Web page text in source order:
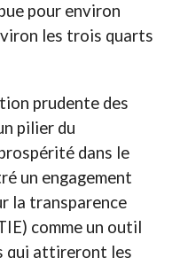
pour environ
les trois quarts
prudente des
pilier du
dans le
un engagement
la transparence
comme un outil
qui attireront les